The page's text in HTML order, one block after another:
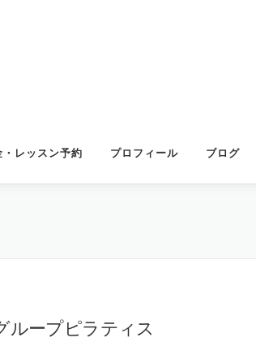
・レッスン予約 プロフィール ブログ
ープピラティス